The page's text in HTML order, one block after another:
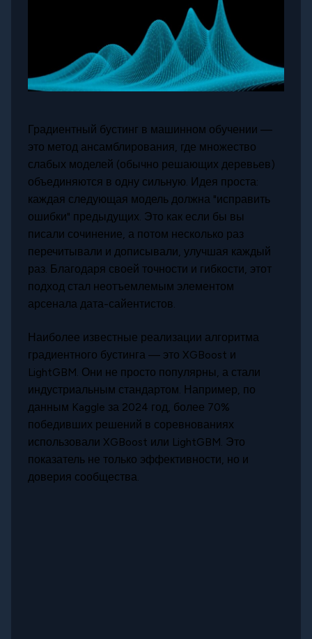
Градиентный бустинг в машинном обучении —
это метод ансамблирования, где множество
слабых моделей (обычно решающих деревьев)
объединяются в одну сильную. Идея проста:
каждая следующая модель должна "исправить
ошибки" предыдущих. Это как если бы вы
писали сочинение, а потом несколько раз
перечитывали и дописывали, улучшая каждый
раз. Благодаря своей точности и гибкости, этот
подход стал неотъемлемым элементом
арсенала дата-сайентистов.
Наиболее известные реализации алгоритма
градиентного бустинга — это XGBoost и
LightGBM. Они не просто популярны, а стали
индустриальным стандартом. Например, по
данным Kaggle за 2024 год, более 70%
победивших решений в соревнованиях
использовали XGBoost или LightGBM. Это
показатель не только эффективности, но и
доверия сообщества.